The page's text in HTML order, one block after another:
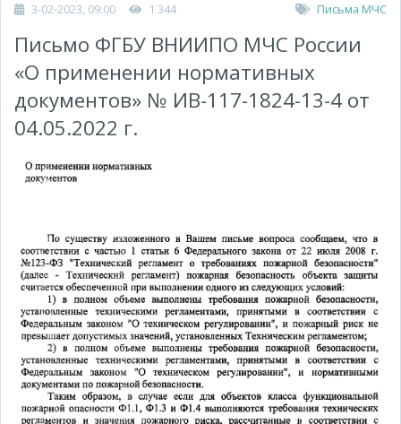
3-02-2023, 09:00 1 344 Письма МЧС
Письмо ФГБУ ВНИИПО МЧС России
«О применении нормативных
документов» № ИВ-117-1824-13-4 от
04.05.2022 г.